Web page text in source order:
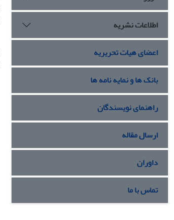
اطلاعات نشریه
اعضای هیات تحریریه
بانک ها و نمایه نامه ها
راهنمای نویسندگان
ارسال مقاله
داوران
تماس با ما